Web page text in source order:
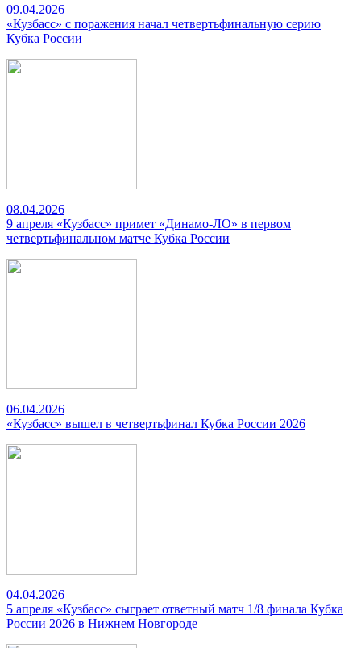
09.04.2026
«Кузбасс» с поражения начал четвертьфинальную серию
Кубка России
08.04.2026
9 апреля «Кузбасс» примет «Динамо-ЛО» в первом
четвертьфинальном матче Кубка России
06.04.2026
«Кузбасс» вышел в четвертьфинал Кубка России 2026
04.04.2026
5 апреля «Кузбасс» сыграет ответный матч 1/8 финала Кубка
России 2026 в Нижнем Новгороде